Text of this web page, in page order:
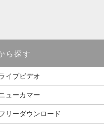
ら探す
イブビデオ
ューカマー
リーダウンロード